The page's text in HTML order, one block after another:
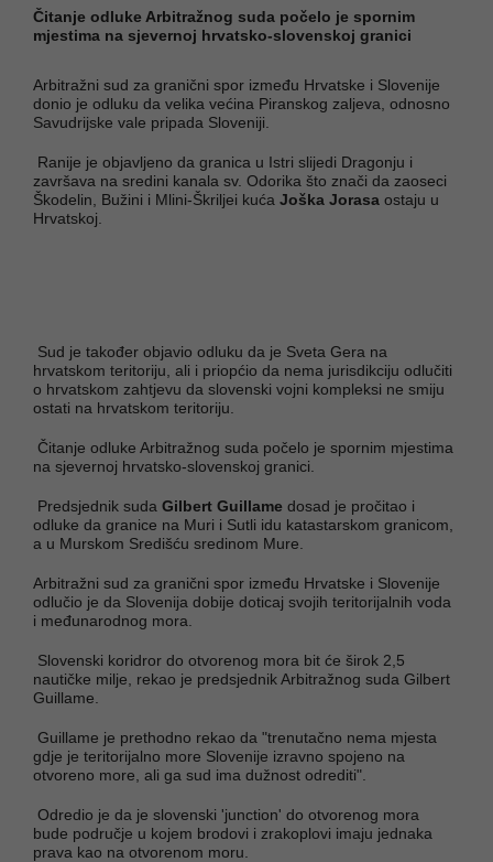
Čitanje odluke Arbitražnog suda počelo je spornim
mjestima na sjevernoj hrvatsko-slovenskoj granici
Arbitražni sud za granični spor između Hrvatske i Slovenije
donio je odluku da velika većina Piranskog zaljeva, odnosno
Savudrijske vale pripada Sloveniji.
Ranije je objavljeno da granica u Istri slijedi Dragonju i
završava na sredini kanala sv. Odorika što znači da zaoseci
Škodelin, Bužini i Mlini-Škriljei kuća Joška Jorasa ostaju u
Hrvatskoj.
Sud je također objavio odluku da je Sveta Gera na
hrvatskom teritoriju, ali i priopćio da nema jurisdikciju odlučiti
o hrvatskom zahtjevu da slovenski vojni kompleksi ne smiju
ostati na hrvatskom teritoriju.
Čitanje odluke Arbitražnog suda počelo je spornim mjestima
na sjevernoj hrvatsko-slovenskoj granici.
Predsjednik suda Gilbert Guillame dosad je pročitao i
odluke da granice na Muri i Sutli idu katastarskom granicom,
a u Murskom Središću sredinom Mure.
Arbitražni sud za granični spor između Hrvatske i Slovenije
odlučio je da Slovenija dobije doticaj svojih teritorijalnih voda
i međunarodnog mora.
Slovenski koridror do otvorenog mora bit će širok 2,5
nautičke milje, rekao je predsjednik Arbitražnog suda Gilbert
Guillame.
Guillame je prethodno rekao da "trenutačno nema mjesta
gdje je teritorijalno more Slovenije izravno spojeno na
otvoreno more, ali ga sud ima dužnost odrediti".
Odredio je da je slovenski 'junction' do otvorenog mora
bude područje u kojem brodovi i zrakoplovi imaju jednaka
prava kao na otvorenom moru.